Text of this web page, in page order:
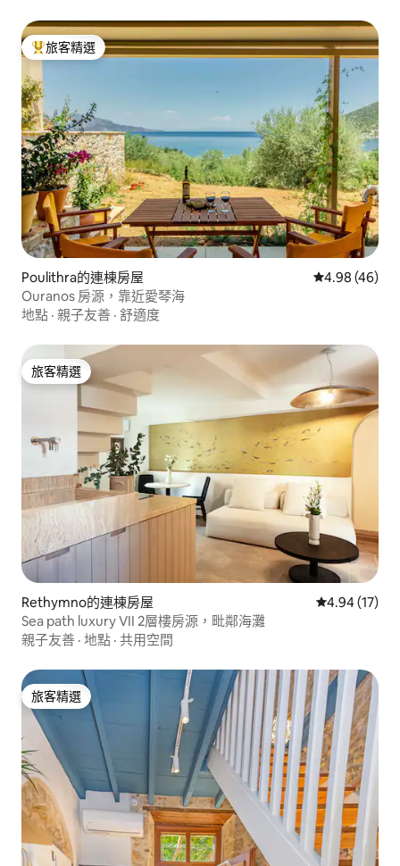
旅客精選榜首
旅客精選
Poulithra的連棟房屋 從 46 則評價
4.98 (46)
Ouranos 房源，靠近愛琴海
地點 · 親子友善 · 舒適度
旅客精選
旅客精選
Rethymno的連棟房屋 從 17 則評價
4.94 (17)
Sea path luxury VII 2層樓房源，毗鄰海灘
親子友善 · 地點 · 共用空間
旅客精選
旅客精選